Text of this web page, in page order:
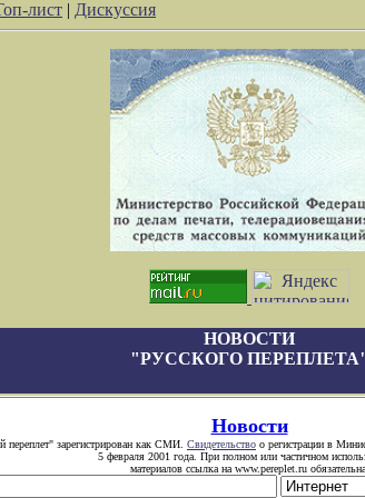
лист | Дискуссия
НОВОСТИ
"РУССКОГО
Новости
переплет" зарегистрирован как СМИ. Свидетельство о регистрации в
5 февраля 2001 года. При полном или частичном
материалов ссылка на www.pereplet.ru обязательна.